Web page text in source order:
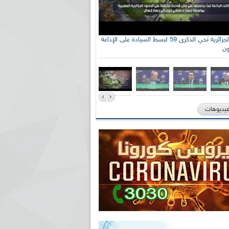
الإذاعة الجزائرية تحي الذكرى 59 لبسط السيادة على الإذاعة